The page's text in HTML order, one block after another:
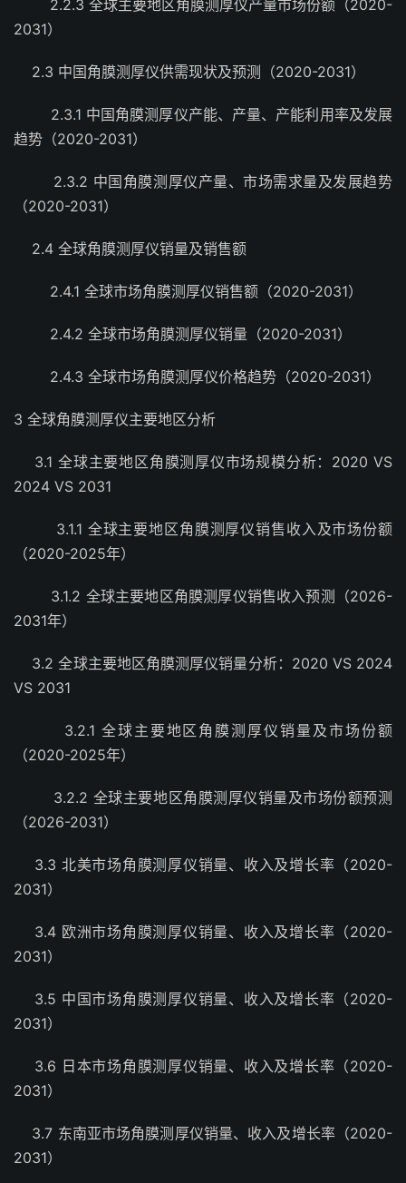
2.2.3 全球主要地区角膜测厚仪产量市场份额（2020-
2031）
2.3 中国角膜测厚仪供需现状及预测（2020-2031）
2.3.1 中国角膜测厚仪产能、产量、产能利用率及发展
趋势（2020-2031）
2.3.2 中国角膜测厚仪产量、市场需求量及发展趋势
（2020-2031）
2.4 全球角膜测厚仪销量及销售额
2.4.1 全球市场角膜测厚仪销售额（2020-2031）
2.4.2 全球市场角膜测厚仪销量（2020-2031）
2.4.3 全球市场角膜测厚仪价格趋势（2020-2031）
3 全球角膜测厚仪主要地区分析
3.1 全球主要地区角膜测厚仪市场规模分析：2020 VS
2024 VS 2031
3.1.1 全球主要地区角膜测厚仪销售收入及市场份额
（2020-2025年）
3.1.2 全球主要地区角膜测厚仪销售收入预测（2026-
2031年）
3.2 全球主要地区角膜测厚仪销量分析：2020 VS 2024
VS 2031
3.2.1 全球主要地区角膜测厚仪销量及市场份额
（2020-2025年）
3.2.2 全球主要地区角膜测厚仪销量及市场份额预测
（2026-2031）
3.3 北美市场角膜测厚仪销量、收入及增长率（2020-
2031）
3.4 欧洲市场角膜测厚仪销量、收入及增长率（2020-
2031）
3.5 中国市场角膜测厚仪销量、收入及增长率（2020-
2031）
3.6 日本市场角膜测厚仪销量、收入及增长率（2020-
2031）
3.7 东南亚市场角膜测厚仪销量、收入及增长率（2020-
2031）